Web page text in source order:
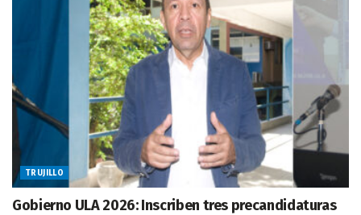
TRUJILLO
Gobierno ULA 2026: Inscriben tres precandidaturas